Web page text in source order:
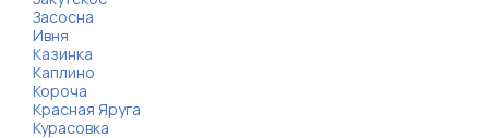
Засосна
Ивня
Казинка
Каплино
Короча
Красная Яруга
Курасовка